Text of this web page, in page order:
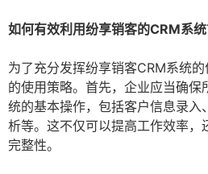
如何有效利用纷享销客的CRM系统
为了充分发挥纷享销客CRM系统
的使用策略。首先，企业应当确保
统的基本操作，包括客户信息录入
析等。这不仅可以提高工作效率，
完整性。